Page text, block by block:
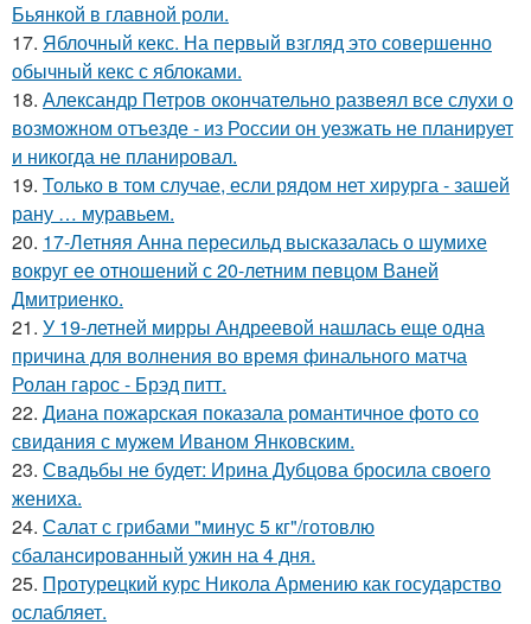
Бьянкой в главной роли.
17. Яблочный кекс. На первый взгляд это совершенно
обычный кекс с яблоками.
18. Александр Петров окончательно развеял все слухи о
возможном отъезде - из России он уезжать не планирует
и никогда не планировал.
19. Только в том случае, если рядом нет хирурга - зашей
рану … муравьем.
20. 17-Летняя Анна пересильд высказалась о шумихе
вокруг ее отношений с 20-летним певцом Ваней
Дмитриенко.
21. У 19-летней мирры Андреевой нашлась еще одна
причина для волнения во время финального матча
Ролан гарос - Брэд питт.
22. Диана пожарская показала романтичное фото со
свидания с мужем Иваном Янковским.
23. Свадьбы не будет: Ирина Дубцова бросила своего
жениха.
24. Салат с грибами "минус 5 кг"/готовлю
сбалансированный ужин на 4 дня.
25. Протурецкий курс Никола Армению как государство
ослабляет.